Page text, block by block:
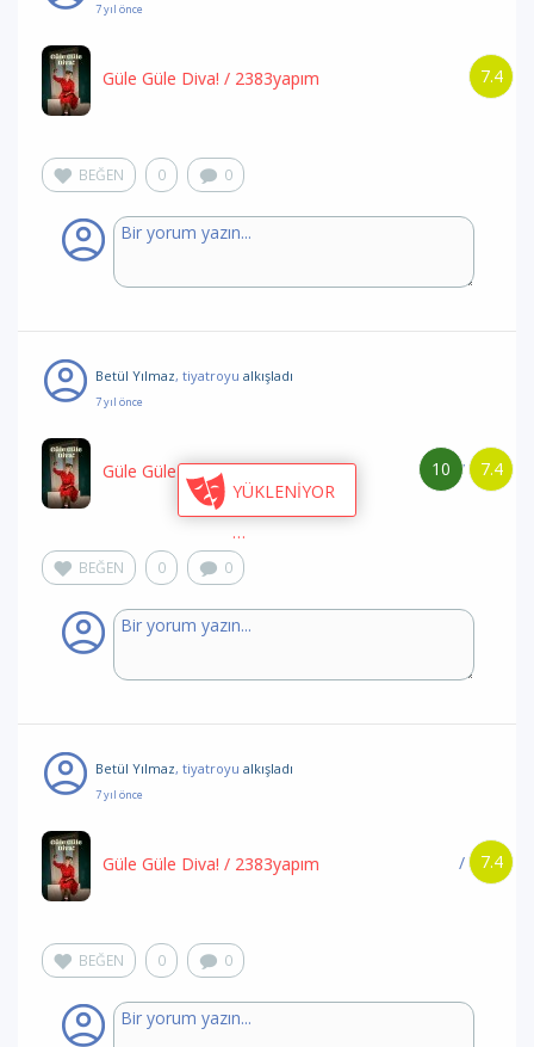
YÜKLENİYOR
7 yıl önce
7.4
Güle Güle Diva! / 2383yapım
BEĞEN 0 0
Betül Yılmaz, tiyatroyu alkışladı
7 yıl önce
7.4
/
10
Güle Güle Diva!/ 2383yapım
BEĞEN 0 0
Betül Yılmaz, tiyatroyu alkışladı
7 yıl önce
7.4
/
Güle Güle Diva! / 2383yapım
BEĞEN 0 0